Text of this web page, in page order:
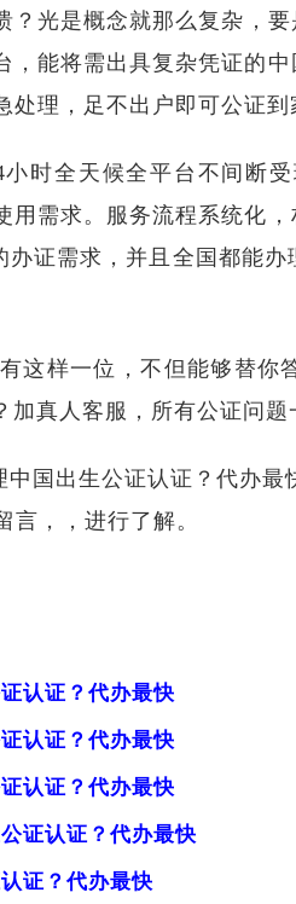
？光是概念就那么复杂，
，能将需出具复杂凭证的
理，足不出户即可公证到
时全天候全平台不间断
用需求。服务流程系统化
证需求，并且全国都能
这样一位，不但能够替
真人客服，所有公证问题
国出生公证认证？代办
，，进行了解。
认证？代办最快
认证？代办最快
认证？代办最快
证认证？代办最快
证？代办最快